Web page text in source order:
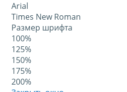
Arial
Times New Roman
Размер шрифта
100%
125%
150%
175%
200%